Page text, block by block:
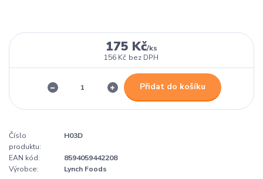
175 Kč/ks
156 Kč bez DPH
Přidat do košíku
Číslo
produktu:
H03D
EAN kód:
8594059442208
Výrobce:
Lynch Foods